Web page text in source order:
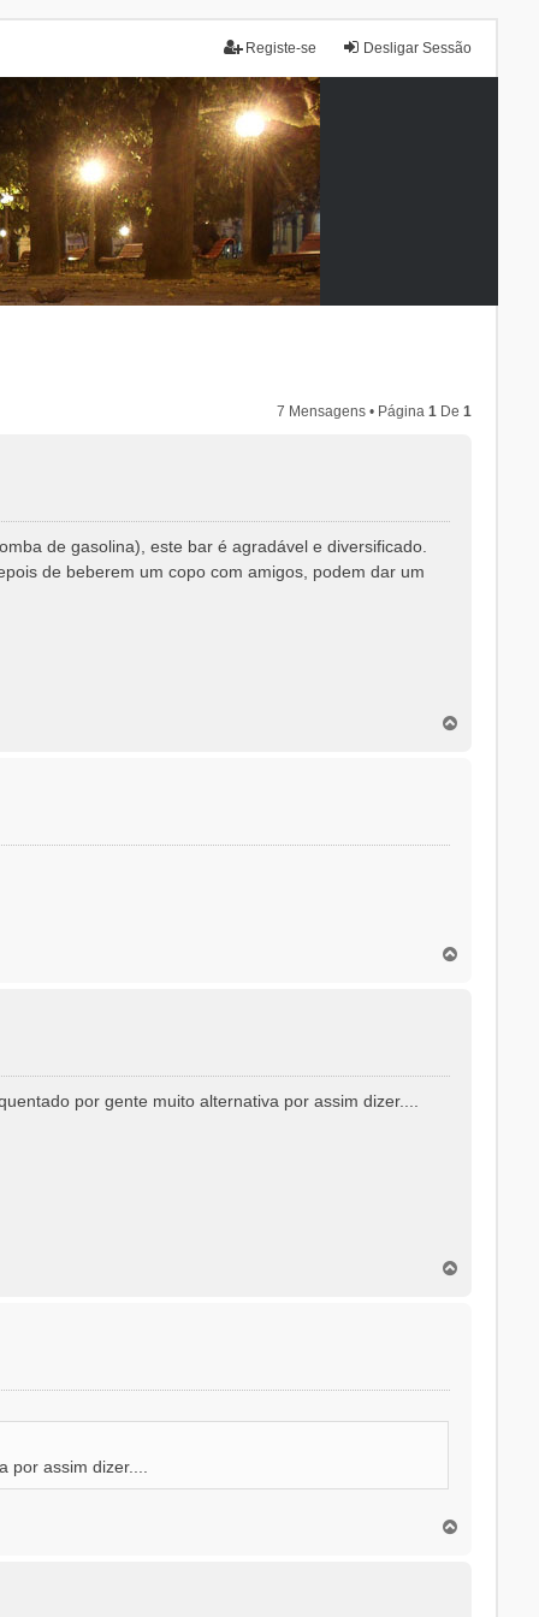
Desligar Sessão
Registe-se
7 Mensagens • Página1 De1
de gasolina), este bar é agradável e diversificado.
de beberem um copo com amigos, podem dar um
por gente muito alternativa por assim dizer....
assim dizer....